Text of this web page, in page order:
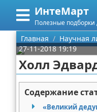
ИнтеМарт
Полезные подборки
Меню
Главная
Категории
Научная литература
Художественная
Поиск
О проекте
Главная Научная
27-11-2018 19:19
Холл
Содержание
«Великий